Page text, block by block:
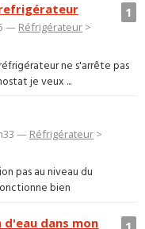
1
— Réfrigérateur >
ne s'arrête pas
je veux ...
— Réfrigérateur >
pas au niveau du
bien
1
d'eau dans mon